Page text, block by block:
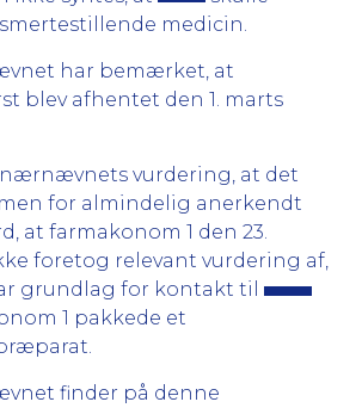
medicin.
har bemærket, at
blev afhentet den 1. marts
vurdering, at det
for almindelig anerkendt
at farmakonom 1 den 23.
foretog relevant vurdering af,
grundlag for kontakt til
1 pakkede et
finder på denne